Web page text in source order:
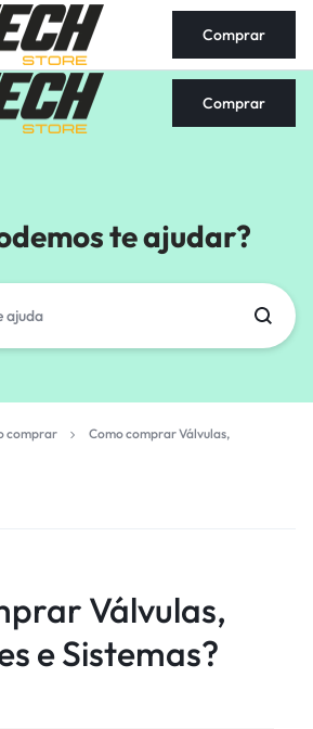
Comprar
Comprar
te ajudar?
comprar
Como comprar Válvulas,
Válvulas,
e Sistemas?